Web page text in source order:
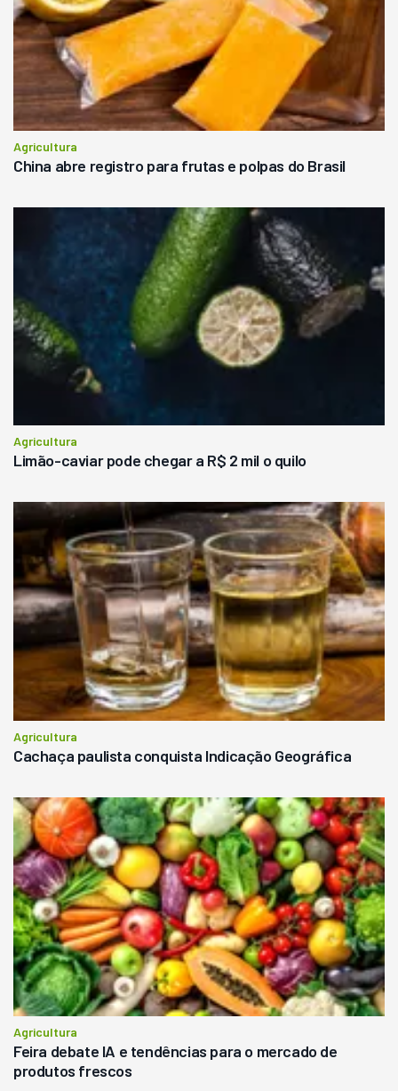
Agricultura
China abre registro para frutas e polpas do Brasil
Agricultura
Limão-caviar pode chegar a R$ 2 mil o quilo
Agricultura
Cachaça paulista conquista Indicação Geográfica
Agricultura
Feira debate IA e tendências para o mercado de
produtos frescos